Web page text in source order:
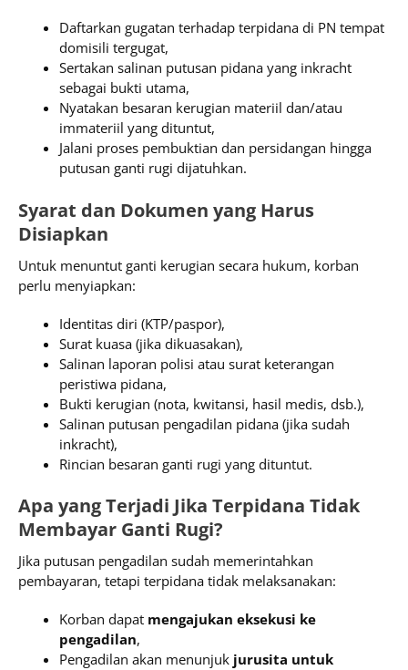
Daftarkan gugatan terhadap terpidana di PN tempat
domisili tergugat,
Sertakan salinan putusan pidana yang inkracht
sebagai bukti utama,
Nyatakan besaran kerugian materiil dan/atau
immateriil yang dituntut,
Jalani proses pembuktian dan persidangan hingga
putusan ganti rugi dijatuhkan.
Syarat dan Dokumen yang Harus
Disiapkan
Untuk menuntut ganti kerugian secara hukum, korban
perlu menyiapkan:
Identitas diri (KTP/paspor),
Surat kuasa (jika dikuasakan),
Salinan laporan polisi atau surat keterangan
peristiwa pidana,
Bukti kerugian (nota, kwitansi, hasil medis, dsb.),
Salinan putusan pengadilan pidana (jika sudah
inkracht),
Rincian besaran ganti rugi yang dituntut.
Apa yang Terjadi Jika Terpidana Tidak
Membayar Ganti Rugi?
Jika putusan pengadilan sudah memerintahkan
pembayaran, tetapi terpidana tidak melaksanakan:
Korban dapat mengajukan eksekusi ke
pengadilan,
Pengadilan akan menunjuk jurusita untuk